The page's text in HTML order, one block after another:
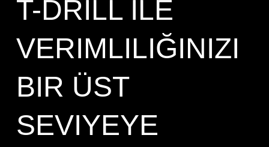
T-DRILL ILE
VERIMLILIĞINIZI
BIR ÜST
SEVIYEYE